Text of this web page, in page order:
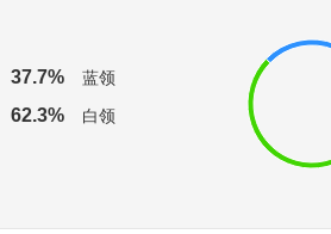
37.7% 蓝领
62.3% 白领